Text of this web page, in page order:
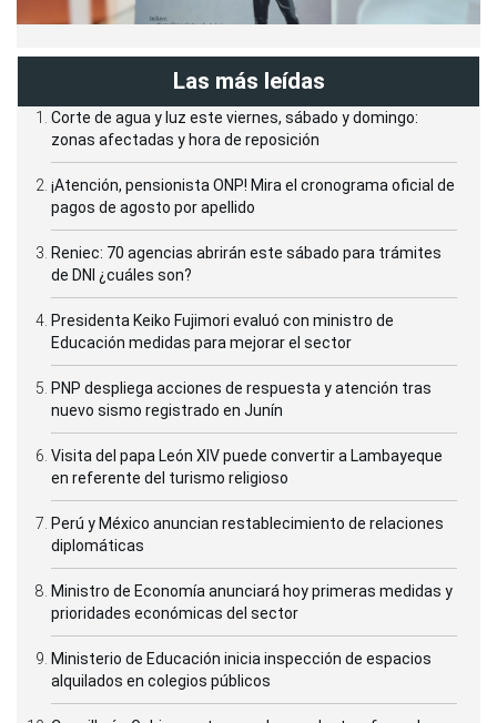
Las más leídas
Corte de agua y luz este viernes, sábado y domingo:
zonas afectadas y hora de reposición
¡Atención, pensionista ONP! Mira el cronograma oficial de
pagos de agosto por apellido
Reniec: 70 agencias abrirán este sábado para trámites
de DNI ¿cuáles son?
Presidenta Keiko Fujimori evaluó con ministro de
Educación medidas para mejorar el sector
PNP despliega acciones de respuesta y atención tras
nuevo sismo registrado en Junín
Visita del papa León XIV puede convertir a Lambayeque
en referente del turismo religioso
Perú y México anuncian restablecimiento de relaciones
diplomáticas
Ministro de Economía anunciará hoy primeras medidas y
prioridades económicas del sector
Ministerio de Educación inicia inspección de espacios
alquilados en colegios públicos